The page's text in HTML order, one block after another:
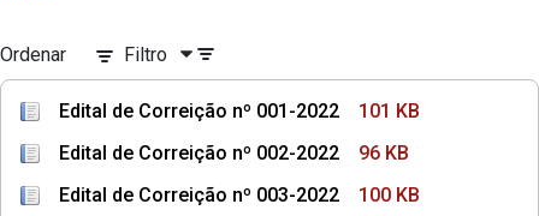
Ordenar Filtro
Edital de Correição nº 001-2022
101 KB
Edital de Correição nº 002-2022
96 KB
Edital de Correição nº 003-2022
100 KB